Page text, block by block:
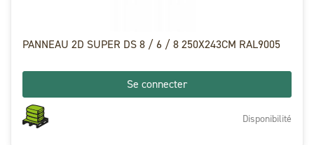
PANNEAU 2D SUPER DS 8 / 6 / 8 250X243CM RAL9005
Se connecter
Disponibilité